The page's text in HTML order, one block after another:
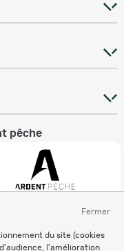
Fermer
du site (cookies
l'amélioration
pêche